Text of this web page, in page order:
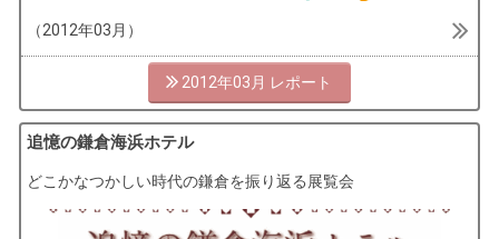
（2012年03月）
2012年03月
追憶の鎌倉海浜ホテル
どこかなつかしい時代の鎌倉を振り返る展覧会